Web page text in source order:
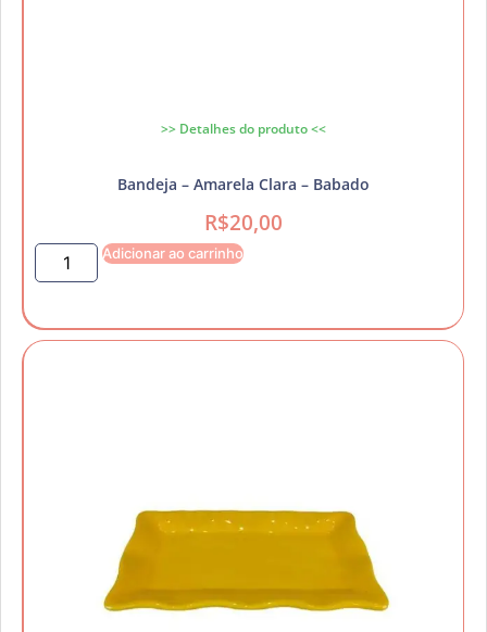
>> Detalhes do produto <<
Bandeja – Amarela Clara – Babado
R$20,00
Adicionar ao carrinho